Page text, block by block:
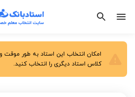
امکان انتخاب این استاد به طور موقت
کلاس استاد دیگری را انتخاب کنید.